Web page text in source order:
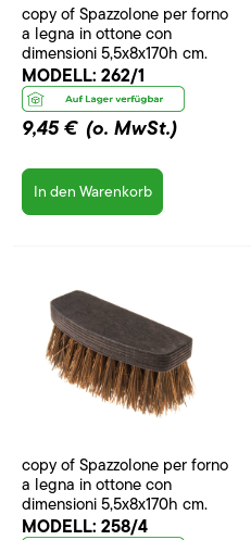
copy of Spazzolone per forno
a legna in ottone con
dimensioni 5,5x8x170h cm.
MODELL: 262/1
9,45 € (o. MwSt.)
In den Warenkorb
copy of Spazzolone per forno
a legna in ottone con
dimensioni 5,5x8x170h cm.
MODELL: 258/4